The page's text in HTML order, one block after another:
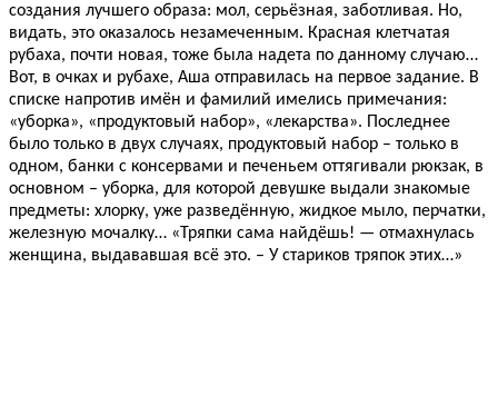
создания лучшего образа: мол, серьёзная, заботливая. Но,
видать, это оказалось незамеченным. Красная клетчатая
рубаха, почти новая, тоже была надета по данному случаю…
Вот, в очках и рубахе, Аша отправилась на первое задание. В
списке напротив имён и фамилий имелись примечания:
«уборка», «продуктовый набор», «лекарства». Последнее
было только в двух случаях, продуктовый набор – только в
одном, банки с консервами и печеньем оттягивали рюкзак, в
основном – уборка, для которой девушке выдали знакомые
предметы: хлорку, уже разведённую, жидкое мыло, перчатки,
железную мочалку… «Тряпки сама найдёшь! — отмахнулась
женщина, выдававшая всё это. – У стариков тряпок этих…»